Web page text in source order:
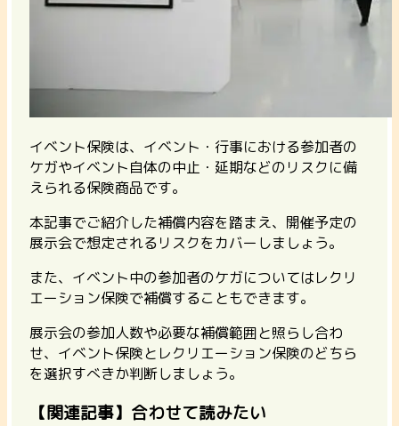
イベント保険は、イベント・行事における参加者の
ケガやイベント自体の中止・延期などのリスクに備
えられる保険商品です。
本記事でご紹介した補償内容を踏まえ、開催予定の
展示会で想定されるリスクをカバーしましょう。
また、イベント中の参加者のケガについてはレクリ
エーション保険で補償することもできます。
展示会の参加人数や必要な補償範囲と照らし合わ
せ、イベント保険とレクリエーション保険のどちら
を選択すべきか判断しましょう。
【関連記事】合わせて読みたい